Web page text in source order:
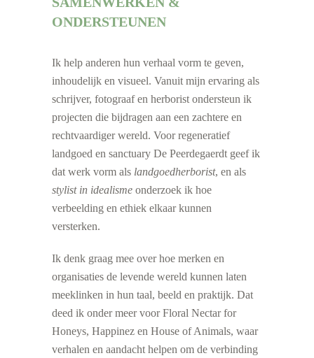
ONDERSTEUNEN
Ik help anderen hun verhaal vorm te geven,
inhoudelijk en visueel. Vanuit mijn ervaring als
schrijver, fotograaf en herborist ondersteun ik
projecten die bijdragen aan een zachtere en
rechtvaardiger wereld. Voor regeneratief
landgoed en sanctuary De Peerdegaerdt geef ik
dat werk vorm als landgoedherborist, en als
stylist in idealisme onderzoek ik hoe
verbeelding en ethiek elkaar kunnen
versterken.
Ik denk graag mee over hoe merken en
organisaties de levende wereld kunnen laten
meeklinken in hun taal, beeld en praktijk. Dat
deed ik onder meer voor Floral Nectar for
Honeys, Happinez en House of Animals, waar
verhalen en aandacht helpen om de verbinding